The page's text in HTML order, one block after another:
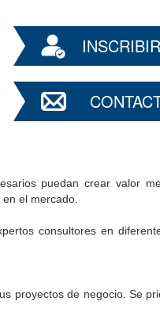
puedan crear valor
el mercado.
consultores en
proyectos de negocio. Se